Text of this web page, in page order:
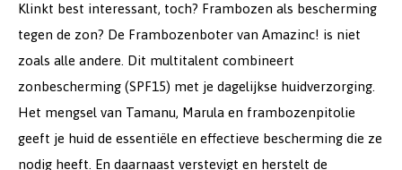
Klinkt best interessant, toch? Frambozen als bescherming
tegen de zon? De Frambozenboter van Amazinc! is niet
zoals alle andere. Dit multitalent combineert
zonbescherming (SPF15) met je dagelijkse huidverzorging.
Het mengsel van Tamanu, Marula en frambozenpitolie
geeft je huid de essentiële en effectieve bescherming die ze
nodig heeft. En daarnaast verstevigt en herstelt de